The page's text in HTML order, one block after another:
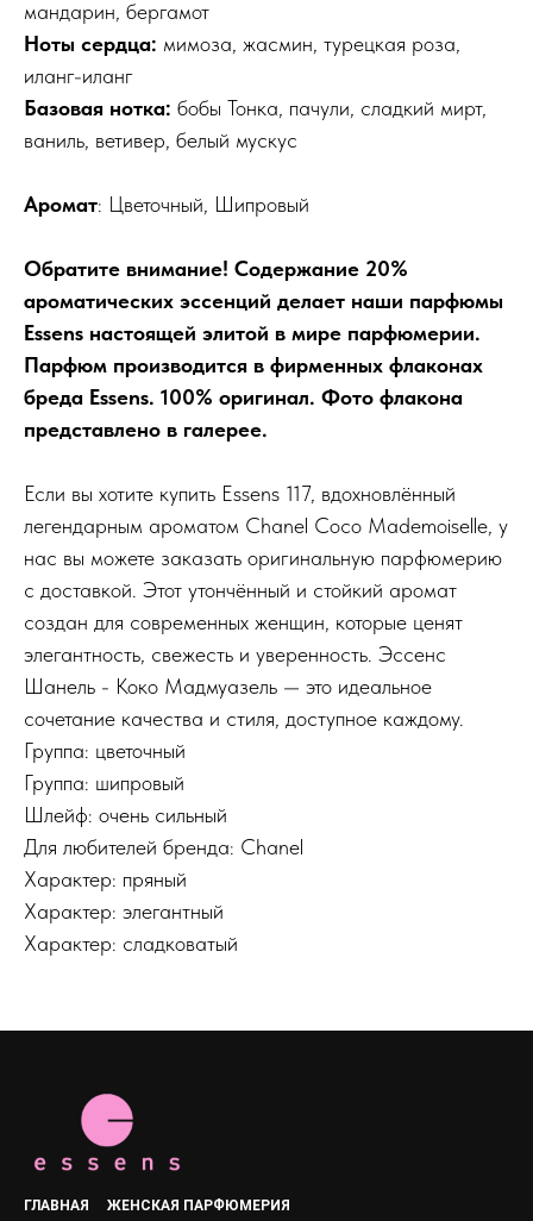
мандарин, бергамот
Ноты сердца: мимоза, жасмин, турецкая роза,
иланг-иланг
Базовая нотка: бобы Тонка, пачули, сладкий мирт,
ваниль, ветивер, белый мускус
Аромат: Цветочный, Шипровый
Обратите внимание! Содержание 20%
ароматических эссенций делает наши парфюмы
Essens настоящей элитой в мире парфюмерии.
Парфюм производится в фирменных флаконах
бреда Essens. 100% оригинал. Фото флакона
представлено в галерее.
Если вы хотите купить Essens 117, вдохновлённый
легендарным ароматом Chanel Coco Mademoiselle, у
нас вы можете заказать оригинальную парфюмерию
с доставкой. Этот утончённый и стойкий аромат
создан для современных женщин, которые ценят
элегантность, свежесть и уверенность. Эссенс
Шанель - Коко Мадмуазель — это идеальное
сочетание качества и стиля, доступное каждому.
Группа: цветочный
Группа: шипровый
Шлейф: очень сильный
Для любителей бренда: Chanel
Характер: пряный
Характер: элегантный
Характер: сладковатый
ГЛАВНАЯ ЖЕНСКАЯ ПАРФЮМЕРИЯ